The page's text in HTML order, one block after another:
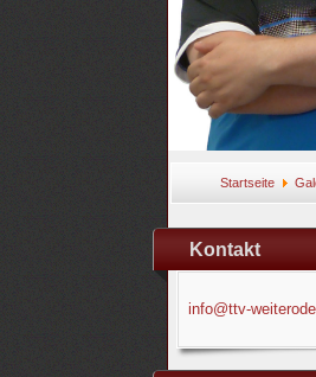
Startseite
Kontakt
info@ttv-